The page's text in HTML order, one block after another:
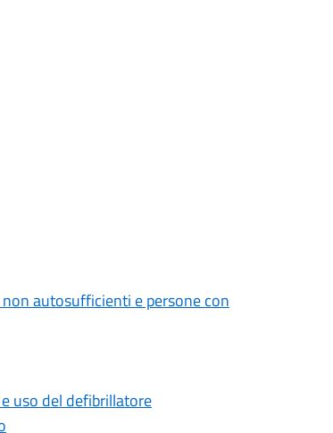
autosufficienti e persone con
uso del defibrillatore